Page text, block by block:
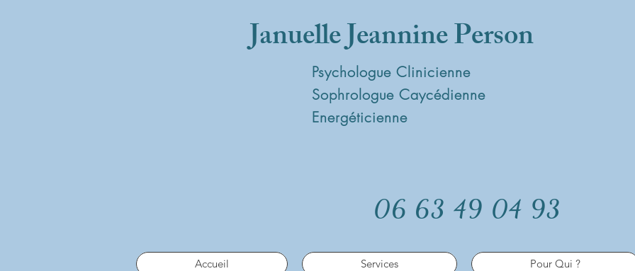
Januelle Jeannine Person
Psychologue Clinicienne
Sophrologue Caycédienne
Energéticienne
06 63 49 04 93
Accueil Services Pour Qui ?